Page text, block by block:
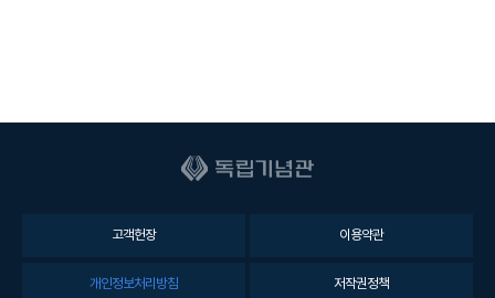
고객헌장 이용약관
개인정보처리방침 저작권정책